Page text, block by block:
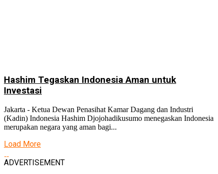
Hashim Tegaskan Indonesia Aman untuk
Investasi
Jakarta - Ketua Dewan Penasihat Kamar Dagang dan Industri
(Kadin) Indonesia Hashim Djojohadikusumo menegaskan Indonesia
merupakan negara yang aman bagi...
Load More
ADVERTISEMENT